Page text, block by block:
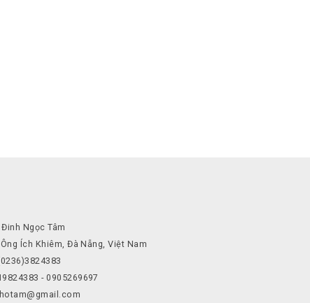
Đinh Ngọc Tâm
Ích Khiêm, Đà Nẵng, Việt Nam
- 0905269697